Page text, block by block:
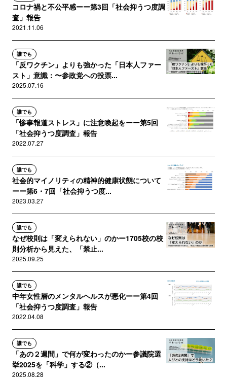
コロナ禍と不公平感ーー第3回「社会抑うつ度調
査」報告
2021.11.06
誰でも
「反ワクチン」よりも強かった「日本人ファー
スト」意識：〜参政党への投票...
2025.07.16
誰でも
「惨事報道ストレス」に注意喚起をーー第5回
「社会抑うつ度調査」報告
2022.07.27
誰でも
社会的マイノリティの精神的健康状態について
ーー第6・7回「社会抑うつ度...
2023.03.27
誰でも
なぜ校則は「変えられない」のかー1705校の校
則分析から見えた、「禁止...
2025.09.25
誰でも
中年女性層のメンタルヘルスが悪化ーー第4回
「社会抑うつ度調査」報告
2022.04.08
誰でも
「あの２週間」で何が変わったのかー参議院選
挙2025を「科学」する②（...
2025.08.28